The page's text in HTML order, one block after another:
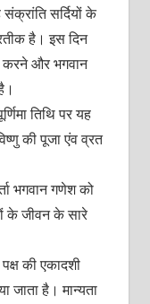
सर्दियों के
है। इस दिन
करने और भगवान
तिथि पर यह
की पूजा एंव व्रत
भगवान गणेश को
के जीवन के सारे
की एकादशी
जाता है। मान्‍यता